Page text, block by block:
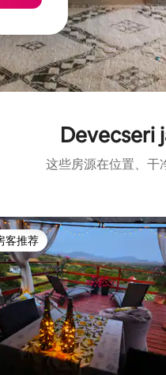
Devecseri
这些房源在位置、干
「房客推荐」
客推荐